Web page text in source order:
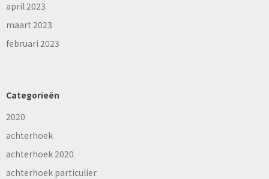
april 2023
maart 2023
februari 2023
Categorieën
2020
achterhoek
achterhoek 2020
achterhoek particulier